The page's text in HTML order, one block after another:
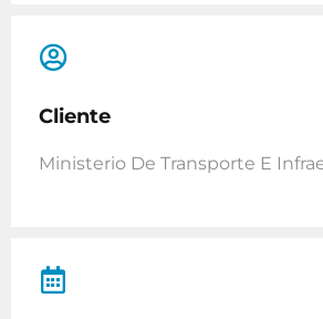
Cliente
Ministerio De Transporte E